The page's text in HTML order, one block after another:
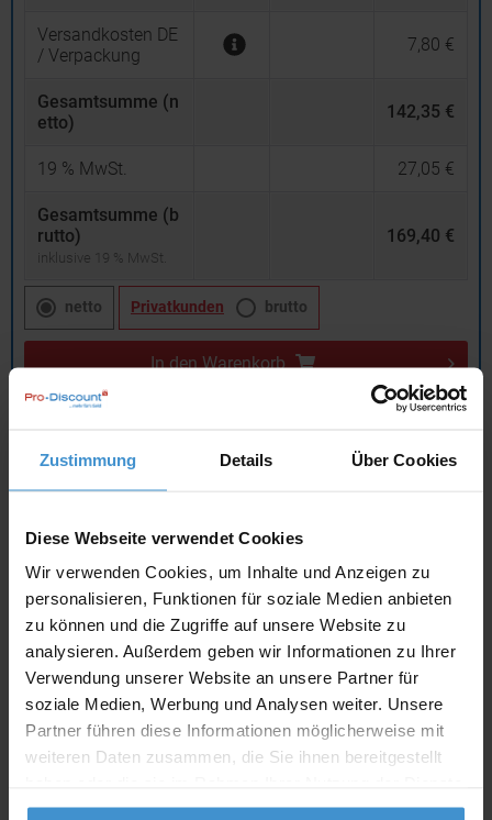
Zustimmung Details Über Cookies
Diese Webseite verwendet Cookies
Wir verwenden Cookies, um Inhalte und Anzeigen zu
personalisieren, Funktionen für soziale Medien anbieten
zu können und die Zugriffe auf unsere Website zu
analysieren. Außerdem geben wir Informationen zu Ihrer
Verwendung unserer Website an unsere Partner für
soziale Medien, Werbung und Analysen weiter. Unsere
Partner führen diese Informationen möglicherweise mit
weiteren Daten zusammen, die Sie ihnen bereitgestellt
gesammelt haben.
Versandkosten DE
/ Verpackung
7,80 €
Gesamtsumme (n
etto)
142,35 €
19 % MwSt. 27,05 €
Gesamtsumme (b
rutto)
inklusive 19 % MwSt.
169,40 €
netto Privatkunden brutto
In den Warenkorb
Lieferzeiten
Artikel mit Werbeanbringung:
Muster mit Ihrer
Werbeanbringung zur Freigabe
der Produktion:
ca. 10 Werktage
Artikel ohne Werbeanbringung: ca. 3 - 5 Werktage